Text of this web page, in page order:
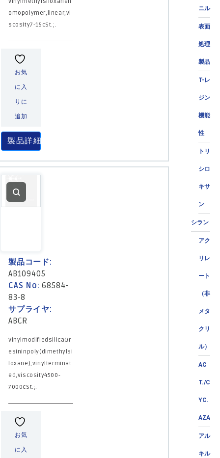
ニル
表面
処理
製品
T-レ
ジン
機能
性
トリ
シロ
キサ
ン
シラン
アク
リレ
ート
（非
メタ
クリ
ル）
AC
T./C
YC.
AZA
アル
キル
omopolymer,linear,vi
scosity7-15cSt.;.
お気
に入
りに
追加
製品詳細
製品コード:
AB109405
CAS No:68584-
83-8
サプライヤ:
ABCR
VinylmodifiedsilicaQr
esininpoly(dimethylsi
loxane),vinylterminat
ed,viscosity4500-
7000cSt.;.
お気
に入